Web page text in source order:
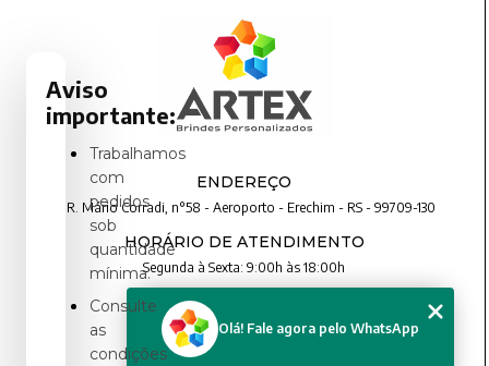
ENDEREÇO
R. Mário Corradi, n°58 - Aeroporto - Erechim - RS - 99709-130
HORÁRIO DE ATENDIMENTO
Segunda à Sexta: 9:00h às 18:00h
CONTATO
(54) 3321-4699
Olá! Fale agora pelo WhatsApp
Aviso
importante:
Trabalhamos
com
pedidos
sob
quantidade
mínima.
Consulte
as
condições